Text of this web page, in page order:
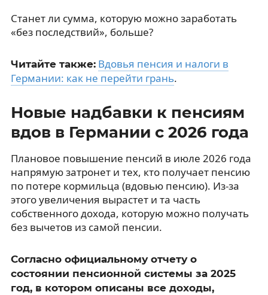
Станет ли сумма, которую можно заработать
«без последствий», больше?
Читайте также: Вдовья пенсия и налоги в
Германии: как не перейти грань.
Новые надбавки к пенсиям
вдов в Германии с 2026 года
Плановое повышение пенсий в июле 2026 года
напрямую затронет и тех, кто получает пенсию
по потере кормильца (вдовью пенсию). Из-за
этого увеличения вырастет и та часть
собственного дохода, которую можно получать
без вычетов из самой пенсии.
Согласно официальному отчету о
состоянии пенсионной системы за 2025
год, в котором описаны все доходы,